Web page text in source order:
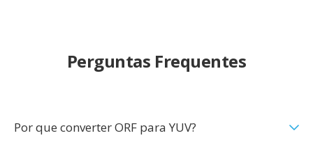
Perguntas Frequentes
Por que converter ORF para YUV?